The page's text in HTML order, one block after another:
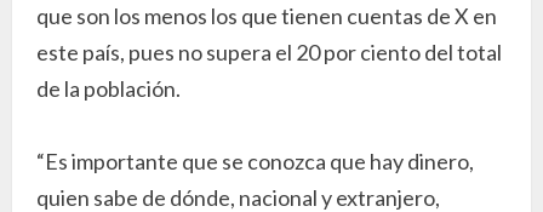
que son los menos los que tienen cuentas de X en
este país, pues no supera el 20 por ciento del total
de la población.
“Es importante que se conozca que hay dinero,
quien sabe de dónde, nacional y extranjero,